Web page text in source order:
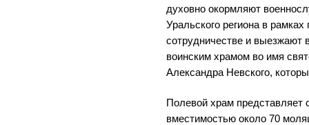
духовно окормляют
Уральского региона в
сотрудничестве и выезжают
воинским храмом во имя
Александра Невского,
Полевой храм
вместимостью около 70